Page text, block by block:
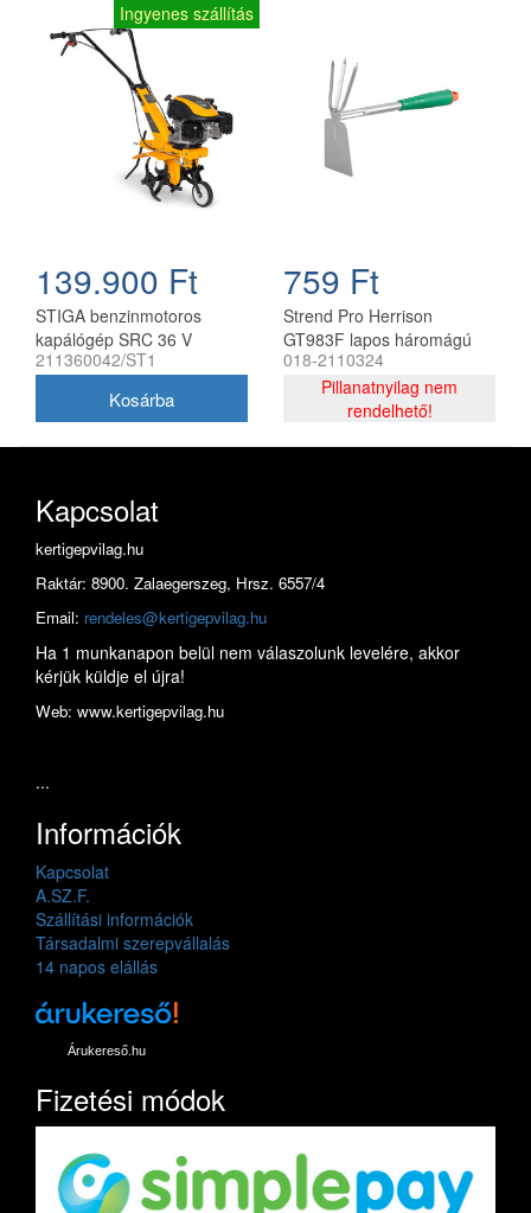
Ingyenes szállítás
139.900 Ft
STIGA benzinmotoros
kapálógép SRC 36 V
211360042/ST1
759 Ft
Strend Pro Herrison
GT983F lapos háromágú
gyomkapa nyéllel
018-2110324
Pillanatnyilag nem
rendelhető!
Kapcsolat
kertigepvilag.hu
Raktár: 8900. Zalaegerszeg, Hrsz. 6557/4
Email: rendeles@kertigepvilag.hu
Ha 1 munkanapon belül nem válaszolunk levelére, akkor
kérjük küldje el újra!
Web: www.kertigepvilag.hu
...
Információk
Kapcsolat
A.SZ.F.
Szállítási információk
Társadalmi szerepvállalás
14 napos elállás
Árukereső.hu
Fizetési módok